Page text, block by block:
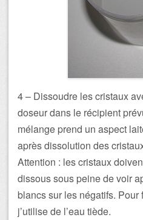
4 – Dissoudre les cristaux
doseur dans le récipient
mélange prend un aspect
après dissolution des
Attention : les cristaux
dissous sous peine de voir
blancs sur les négatifs.
j’utilise de l’eau tiède.